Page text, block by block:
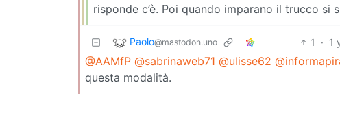
risponde c’è. Poi quando imparano il trucco
Paolo@mastodon.uno 1 · 1
@AAMfP @sabrinaweb71 @ulisse62
questa modalità.